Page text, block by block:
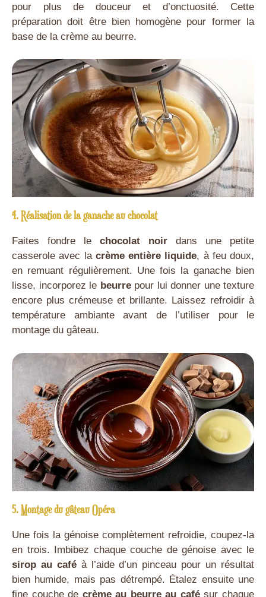
pour plus de douceur et d’onctuosité. Cette
préparation doit être bien homogène pour former la
base de la crème au beurre.
4. Réalisation de la ganache au chocolat
Faites fondre le chocolat noir dans une petite
casserole avec la crème entière liquide, à feu doux,
en remuant régulièrement. Une fois la ganache bien
lisse, incorporez le beurrepour lui donner une texture
encore plus crémeuse et brillante. Laissez refroidir à
température ambiante avant de l’utiliser pour le
montage du gâteau.
5. Montage du gâteau Opéra
Une fois la génoise complètement refroidie, coupez-la
en trois. Imbibez chaque couche de génoise avec le
sirop au caféà l’aide d’un pinceau pour un résultat
bien humide, mais pas détrempé. Étalez ensuite une
fine couche de crème au beurre au cafésur chaque